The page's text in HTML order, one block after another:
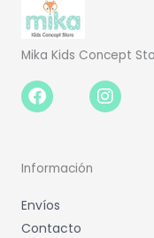
Mika Kids Concept
Facebook-
f
Información
Envíos
Contacto